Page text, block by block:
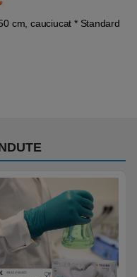
cm, cauciucat * Standard